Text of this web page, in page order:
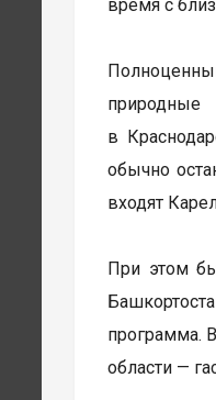
время с
в
обычно
входят
При этом
программа.
области —